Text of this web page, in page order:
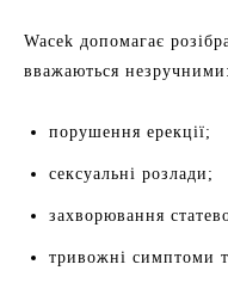
Wacek допомагає
вважаються незручними:
порушення ерекції;
сексуальні розлади;
захворювання
тривожні симптоми